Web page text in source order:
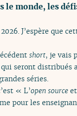
le monde, les
J’espère que
short, je vais
seront
séries.
« L’open source
pour les